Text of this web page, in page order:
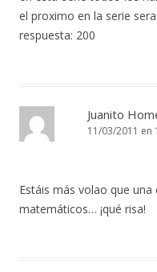
el proximo en la serie
respuesta: 200
Juanito
11/03/2011 en
Estáis más volao que una
matemáticos… ¡qué risa!